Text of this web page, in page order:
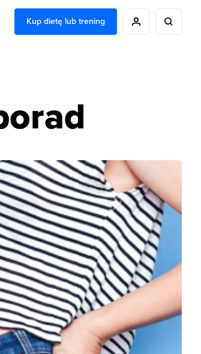
Kup dietę lub trening